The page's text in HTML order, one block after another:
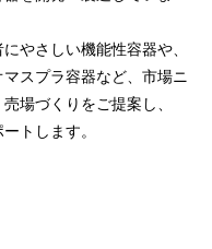
やさしい機能性容器や、
スプラ容器など、市場ニ
場づくりをご提案し、
トします。